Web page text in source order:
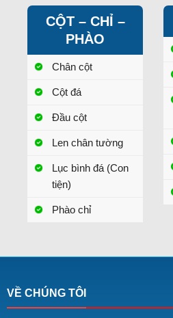
CỘT – CHỈ –
PHÀO
Chân cột
Cột đá
Đầu cột
Len chân tường
Lục bình đá (Con
tiện)
Phào chỉ
VỀ CHÚNG TÔI